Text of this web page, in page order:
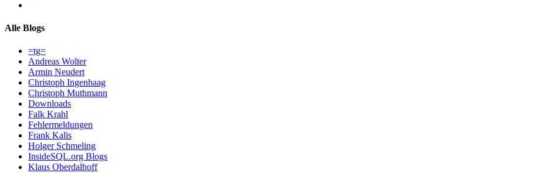
Alle Blogs
=tg=
Andreas Wolter
Armin Neudert
Christoph Ingenhaag
Christoph Muthmann
Downloads
Falk Krahl
Fehlermeldungen
Frank Kalis
Holger Schmeling
InsideSQL.org Blogs
Klaus Oberdalhoff